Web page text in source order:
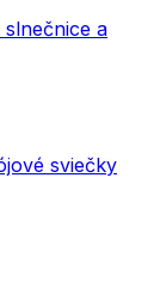
a
sviečky